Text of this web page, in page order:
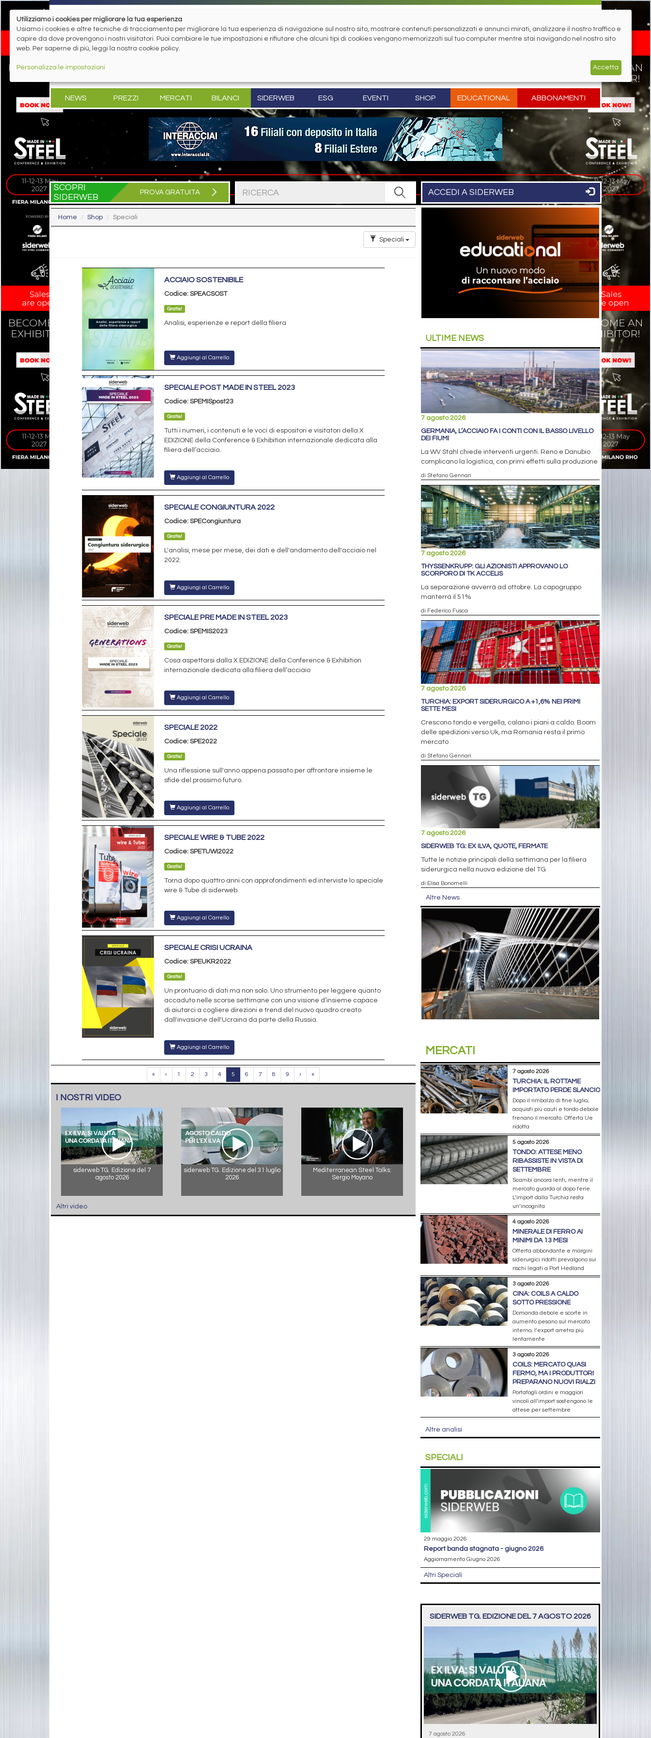
NEWS PREZZI MERCATI BILANCI SIDERWEB ESG EVENTI SHOP EDUCATIONAL ABBONAMENTI
SCOPRI
SIDERWEB
PROVA GRATUITA ACCEDI A SIDERWEB
Home Shop Speciali
Speciali
ACCIAIO SOSTENIBILE
Codice: SPEACSOST
Gratis!
Analisi, esperienze e report della filiera
Aggiungi al Carrello
SPECIALE POST MADE IN STEEL 2023
Codice: SPEMISpost23
Gratis!
Tutti i numeri, i contenuti e le voci di espositori e visitatori della X
EDIZIONE della Conference & Exhibition internazionale dedicata alla
filiera dell’acciaio.
Aggiungi al Carrello
SPECIALE CONGIUNTURA 2022
Codice: SPECongiuntura
Gratis!
L'analisi, mese per mese, dei dati e dell'andamento dell'acciaio nel
2022.
Aggiungi al Carrello
SPECIALE PRE MADE IN STEEL 2023
Codice: SPEMIS2023
Gratis!
Cosa aspettarsi dalla X EDIZIONE della Conference & Exhibition
internazionale dedicata alla filiera dell’acciaio
Aggiungi al Carrello
SPECIALE 2022
Codice: SPE2022
Gratis!
Una riflessione sull'anno appena passato per affrontare insieme le
sfide del prossimo futuro.
Aggiungi al Carrello
SPECIALE WIRE & TUBE 2022
Codice: SPETUWI2022
Gratis!
Torna dopo quattro anni con approfondimenti ed interviste lo speciale
wire & Tube di siderweb.
Aggiungi al Carrello
SPECIALE CRISI UCRAINA
Codice: SPEUKR2022
Gratis!
Un prontuario di dati ma non solo. Uno strumento per leggere quanto
accaduto nelle scorse settimane con una visione d’insieme capace
di aiutarci a cogliere direzioni e trend del nuovo quadro creato
dall'invasione dell'Ucraina da parte della Russia.
Aggiungi al Carrello
« ‹ 1 2 3 4 5 6 7 8 9 › »
I NOSTRI VIDEO
siderweb TG. Edizione del 7
agosto 2026
siderweb TG. Edizione del 31 luglio
2026
Mediterranean Steel Talks:
Sergio Moyano
Altri video
ULTIME NEWS
7 agosto 2026
GERMANIA, L’ACCIAIO FA I CONTI CON IL BASSO LIVELLO
DEI FIUMI
La WV Stahl chiede interventi urgenti. Reno e Danubio
complicano la logistica, con primi effetti sulla produzione
di Stefano Gennari
7 agosto 2026
THYSSENKRUPP: GLI AZIONISTI APPROVANO LO
SCORPORO DI TK ACCELIS
La separazione avverrà ad ottobre. La capogruppo
manterrà il 51%
di Federico Fusca
7 agosto 2026
TURCHIA: EXPORT SIDERURGICO A +1,6% NEI PRIMI
SETTE MESI
Crescono tondo e vergella, calano i piani a caldo. Boom
delle spedizioni verso Uk, ma Romania resta il primo
mercato
di Stefano Gennari
7 agosto 2026
SIDERWEB TG: EX ILVA, QUOTE, FERMATE
Tutte le notizie principali della settimana per la filiera
siderurgica nella nuova edizione del TG
di Elisa Bonomelli
Altre News
MERCATI
7 agosto 2026
TURCHIA: IL ROTTAME
IMPORTATO PERDE SLANCIO
Dopo il rimbalzo di fine luglio,
acquisti più cauti e tondo debole
frenano il mercato. Offerta Ue
ridotta
5 agosto 2026
TONDO: ATTESE MENO
RIBASSISTE IN VISTA DI
SETTEMBRE
Scambi ancora lenti, mentre il
mercato guarda al dopo ferie.
L’import dalla Turchia resta
un’incognita
4 agosto 2026
MINERALE DI FERRO AI
MINIMI DA 13 MESI
Offerta abbondante e margini
siderurgici ridotti prevalgono sui
rischi legati a Port Hedland
3 agosto 2026
CINA: COILS A CALDO
SOTTO PRESSIONE
Domanda debole e scorte in
aumento pesano sul mercato
interno; l’export arretra più
lentamente
3 agosto 2026
COILS: MERCATO QUASI
FERMO, MA I PRODUTTORI
PREPARANO NUOVI RIALZI
Portafogli ordini e maggiori
vincoli all’import sostengono le
attese per settembre
Altre analisi
SPECIALI
29 maggio 2026
report banda stagnata - giugno 2026
Aggiornamento Giugno 2026
Altri Speciali
SIDERWEB TG. EDIZIONE DEL 7 AGOSTO 2026
7 agosto 2026
Utilizziamo i cookies per migliorare la tua esperienza
Usiamo i cookies e altre tecniche di tracciamento per migliorare la tua esperienza di navigazione sul nostro sito, mostrare contenuti personalizzati e annunci mirati, analizzare il nostro traffico e
capire da dove provengono i nostri visitatori. Puoi cambiare le tue impostazioni e rifiutare che alcuni tipi di cookies vengano memorizzati sul tuo computer mentre stai navigando nel nostro sito
web. Per saperne di più, leggi la nostra cookie policy.
Personalizza le impostazioni Accetta